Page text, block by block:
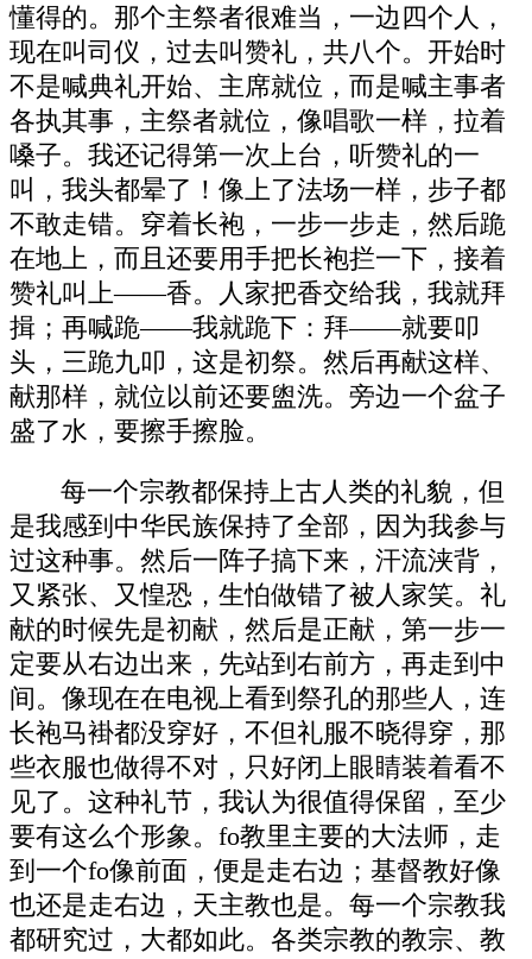
懂得的。那个主祭者很难当，一边四个人，
现在叫司仪，过去叫赞礼，共八个。开始时
不是喊典礼开始、主席就位，而是喊主事者
各执其事，主祭者就位，像唱歌一样，拉着
嗓子。我还记得第一次上台，听赞礼的一
叫，我头都晕了！像上了法场一样，步子都
不敢走错。穿着长袍，一步一步走，然后跪
在地上，而且还要用手把长袍拦一下，接着
赞礼叫上——香。人家把香交给我，我就拜
揖；再喊跪——我就跪下：拜——就要叩
头，三跪九叩，这是初祭。然后再献这样、
献那样，就位以前还要盥洗。旁边一个盆子
盛了水，要擦手擦脸。
每一个宗教都保持上古人类的礼貌，但
是我感到中华民族保持了全部，因为我参与
过这种事。然后一阵子搞下来，汗流浃背，
又紧张、又惶恐，生怕做错了被人家笑。礼
献的时候先是初献，然后是正献，第一步一
定要从右边出来，先站到右前方，再走到中
间。像现在在电视上看到祭孔的那些人，连
长袍马褂都没穿好，不但礼服不晓得穿，那
些衣服也做得不对，只好闭上眼睛装着看不
见了。这种礼节，我认为很值得保留，至少
要有这么个形象。fo教里主要的大法师，走
到一个fo像前面，便是走右边；基督教好像
也还是走右边，天主教也是。每一个宗教我
都研究过，大都如此。各类宗教的教宗、教